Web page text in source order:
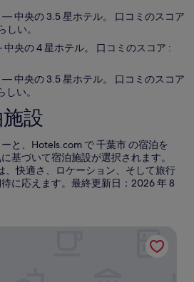
— 中央の 3.5 星ホテル。 口コミのスコア
しい。
央の 4 星ホテル。 口コミのスコア :
— 中央の 3.5 星ホテル。 口コミのスコア
い。
設
と、Hotels.com で 千葉市 の宿泊を
基づいて宿泊施設が選択されます。
、快適さ、ロケーション、そして旅行
に応えます。最終更新日： 2026 年 8